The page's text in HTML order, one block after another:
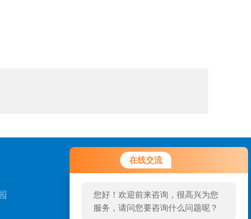
在线交流
您好！欢迎前来咨询，很高兴为您
服务，请问您要咨询什么问题呢？
您好，看您停留很久了，是否找到
了需求产品，您可以直接在线与我